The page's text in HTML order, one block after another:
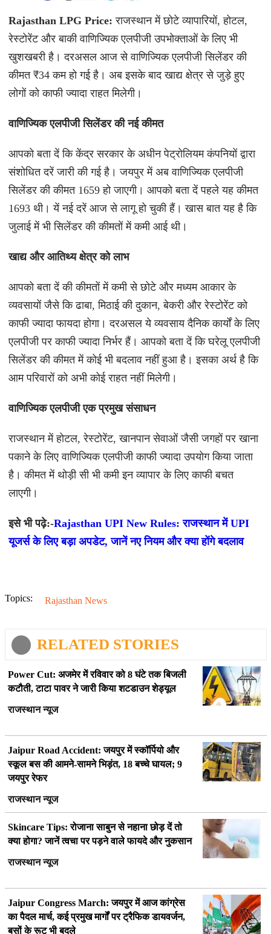
Rajasthan LPG Price:राजस्थान में छोटे व्यापारियों, होटल,
रेस्टोरेंट और बाकी वाणिज्यिक एलपीजी उपभोक्ताओं के लिए भी
खुशखबरी है। दरअसल आज से वाणिज्यिक एलपीजी सिलेंडर की
कीमत ₹34 कम हो गई है। अब इसके बाद खाद्य क्षेत्र से जुड़े हुए
लोगों को काफी ज्यादा राहत मिलेगी।
वाणिज्यिक एलपीजी सिलेंडर की नई कीमत
आपको बता दें कि केंद्र सरकार के अधीन पेट्रोलियम कंपनियों द्वारा
संशोधित दरें जारी की गई है। जयपुर में अब वाणिज्यिक एलपीजी
सिलेंडर की कीमत 1659 हो जाएगी। आपको बता दें पहले यह कीमत
1693 थी। यें नई दरें आज से लागू हो चुकी हैं। खास बात यह है कि
जुलाई में भी सिलेंडर की कीमतों में कमी आई थी।
खाद्य और आतिथ्य क्षेत्र को लाभ
आपको बता दें की कीमतों में कमी से छोटे और मध्यम आकार के
व्यवसायों जैसे कि ढाबा, मिठाई की दुकान, बेकरी और रेस्टोरेंट को
काफी ज्यादा फायदा होगा। दरअसल ये व्यवसाय दैनिक कार्यों के लिए
एलपीजी पर काफी ज्यादा निर्भर हैं। आपको बता दें कि घरेलू एलपीजी
सिलेंडर की कीमत में कोई भी बदलाव नहीं हुआ है। इसका अर्थ है कि
आम परिवारों को अभी कोई राहत नहीं मिलेगी।
वाणिज्यिक एलपीजी एक प्रमुख संसाधन
राजस्थान में होटल, रेस्टोरेंट, खानपान सेवाओं जैसी जगहों पर खाना
पकाने के लिए वाणिज्यिक एलपीजी काफी ज्यादा उपयोग किया जाता
है। कीमत में थोड़ी सी भी कमी इन व्यापार के लिए काफी बचत
लाएगी।
इसे भी पढ़े:-Rajasthan UPI New Rules: राजस्थान में UPI
यूजर्स के लिए बड़ा अपडेट, जानें नए नियम और क्या होंगे बदलाव
Topics: Rajasthan News
RELATED STORIES
Power Cut: अजमेर में रविवार को 8 घंटे तक बिजली
कटौती, टाटा पावर ने जारी किया शटडाउन शेड्यूल
राजस्थान न्यूज
Jaipur Road Accident: जयपुर में स्कॉर्पियो और
स्कूल बस की आमने-सामने भिड़ंत, 18 बच्चे घायल; 9
जयपुर रेफर
राजस्थान न्यूज
Skincare Tips: रोजाना साबुन से नहाना छोड़ दें तो
क्या होगा? जानें त्वचा पर पड़ने वाले फायदे और नुकसान
राजस्थान न्यूज
Jaipur Congress March: जयपुर में आज कांग्रेस
का पैदल मार्च, कई प्रमुख मार्गों पर ट्रैफिक डायवर्जन,
बसों के रूट भी बदले